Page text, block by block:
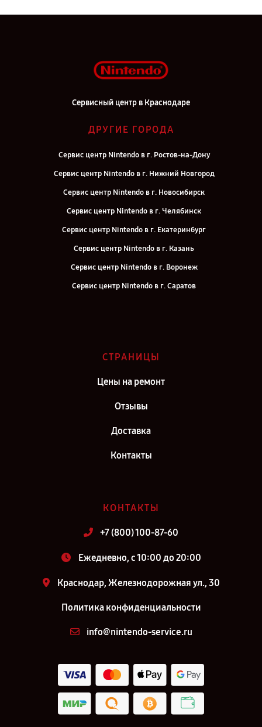
Сервисный центр в Краснодаре
ДРУГИЕ ГОРОДА
Сервис центр Nintendo в г. Ростов-на-Дону
Сервис центр Nintendo в г. Нижний Новгород
Сервис центр Nintendo в г. Новосибирск
Сервис центр Nintendo в г. Челябинск
Сервис центр Nintendo в г. Екатеринбург
Сервис центр Nintendo в г. Казань
Сервис центр Nintendo в г. Воронеж
Сервис центр Nintendo в г. Саратов
Сервис центр Nintendo в г. Санкт-Петербург
СТРАНИЦЫ
Цены на ремонт
Отзывы
Доставка
Контакты
КОНТАКТЫ
+7 (800) 100-87-60
Ежедневно, с 10:00 до 20:00
Краснодар, Железнодорожная ул., 30
Политика конфиденциальности
info@nintendo-service.ru